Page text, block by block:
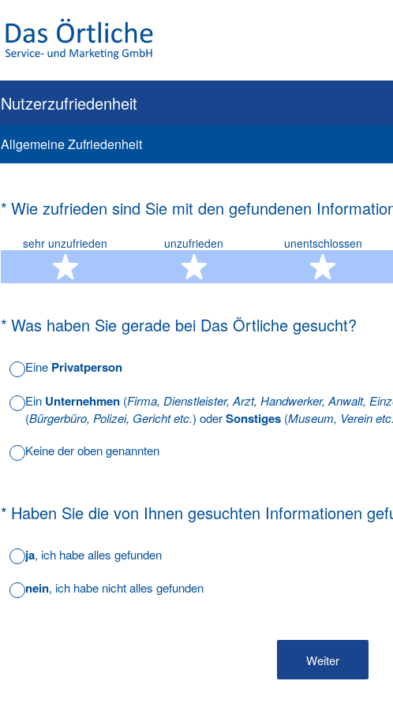
Nutzerzufriedenheit
Allgemeine Zufriedenheit
* Wie zufrieden sind Sie mit den gefundenen
(Erforderlich.)
sehr unzufrieden
1 Stern
unzufrieden
2 Sterne
unentschlossen
3
* Was haben Sie gerade bei Das Örtliche gesucht?
(Erforderlich.)
Eine Privatperson
Ein Unternehmen (Firma, Dienstleister, Arzt, Handwerker, Anwalt,
(Bürgerbüro, Polizei, Gericht etc.) oderSonstiges (Museum, Verein etc.
Keine der oben genannten
* Haben Sie die von Ihnen gesuchten Informationen
(Erforderlich.)
ja, ich habe alles gefunden
nein, ich habe nicht alles gefunden
Weiter